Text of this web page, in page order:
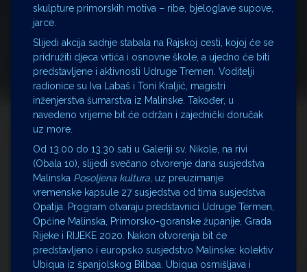
skulpture primorskih motiva – ribe, bjeloglave supove,
jarce.
Slijedi akcija sadnje stabala na Rajskoj cesti, kojoj će se
pridružiti djeca vrtića i osnovne škole, a ujedno će biti
predstavljene i aktivnosti Udruge Tremen. Voditelji
radionice su Iva Labaš i Toni Kraljić, magistri
inženjerstva šumarstva iz Malinske. Također, u
navedeno vrijeme bit će održan i zajednički doručak
uz more.
Od 13.00 do 13.30 sati u Galeriji sv. Nikole, na rivi
(Obala 10), slijedi svečano otvorenje dana susjedstva
Malinska Posoljena kultura , uz preuzimanje
vremenske kapsule 27 susjedstva od tima susjedstva
Opatija. Program otvaraju predstavnici Udruge Termen,
Općine Malinska, Primorsko-goranske županije, Grada
Rijeke i RIJEKE 2020. Nakon otvorenja bit će
predstavljeno i europsko susjedstvo Malinske: kolektiv
Ubiqua iz španjolskog Bilbaa. Ubiqua osmišljava i